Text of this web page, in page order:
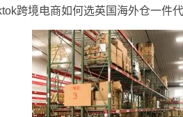
跨境电商如何选英国海外仓一件